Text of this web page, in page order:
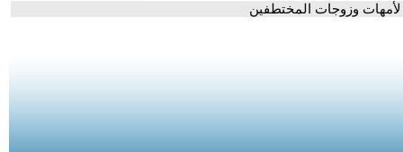
لأمهات وزوجات المختطفين